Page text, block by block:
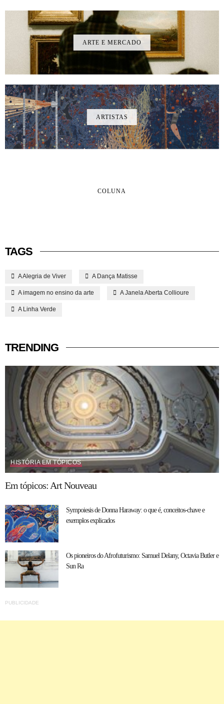
ARTE E MERCADO
ARTISTAS
COLUNA
TAGS
A Alegria de Viver A Dança Matisse
A imagem no ensino da arte A Janela Aberta Collioure
A Linha Verde
TRENDING
HISTÓRIA EM TÓPICOS
Em tópicos: Art Nouveau
Sympoiesis de Donna Haraway: o que é, conceitos-chave e
exemplos explicados
Os pioneiros do Afrofuturismo: Samuel Delany, Octavia Butler e
Sun Ra
PUBLICIDADE